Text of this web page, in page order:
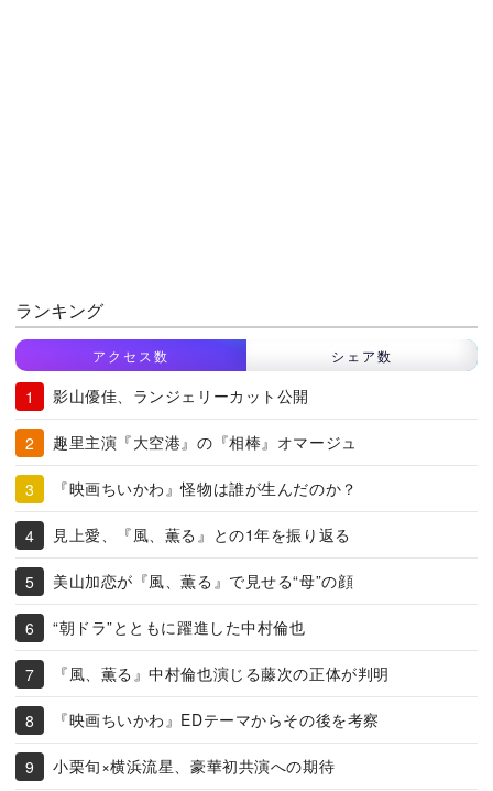
ランキング
アクセス数 シェア数
影山優佳、ランジェリーカット公開
趣里主演『大空港』の『相棒』オマージュ
『映画ちいかわ』怪物は誰が生んだのか？
見上愛、『風、薫る』との1年を振り返る
美山加恋が『風、薫る』で見せる“母”の顔
“朝ドラ”とともに躍進した中村倫也
『風、薫る』中村倫也演じる藤次の正体が判明
『映画ちいかわ』EDテーマからその後を考察
小栗旬×横浜流星、豪華初共演への期待